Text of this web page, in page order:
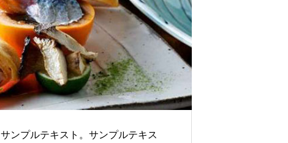
サンプルテキスト。サンプルテキス